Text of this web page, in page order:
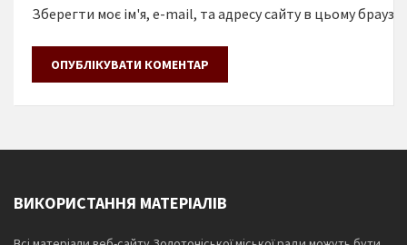
Зберегти моє ім'я, e-mail, та адресу сайту в цьому
ВИКОРИСТАННЯ МАТЕРІАЛІВ